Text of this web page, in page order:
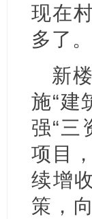
现在
多了
新
施“建
强“三
项目
续增
策，